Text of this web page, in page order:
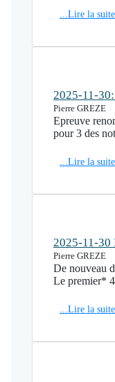
...Lire la suite
2025-11-
Pierre GREZE
Epreuve
pour 3 des
...Lire la suite
2025-11-30
Pierre GREZE
De nouveau
Le premier*
...Lire la suite